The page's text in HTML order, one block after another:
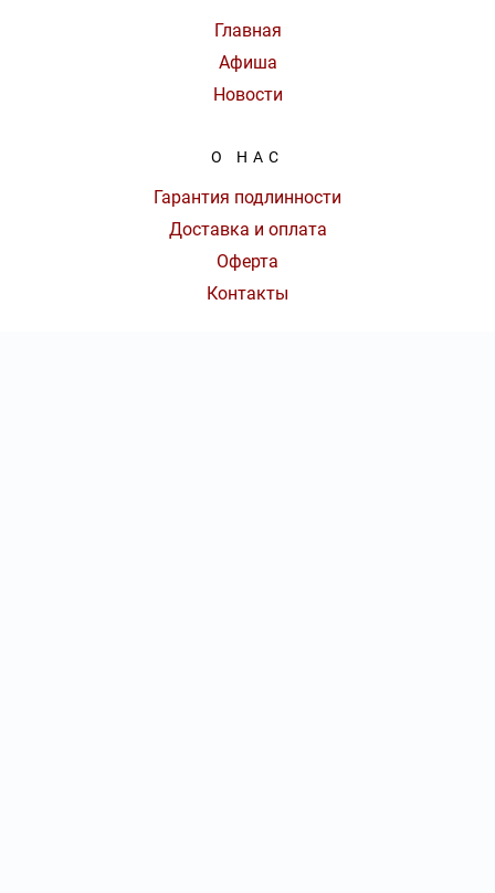
Главная
Афиша
Новости
О НАС
Гарантия подлинности
Доставка и оплата
Оферта
Контакты